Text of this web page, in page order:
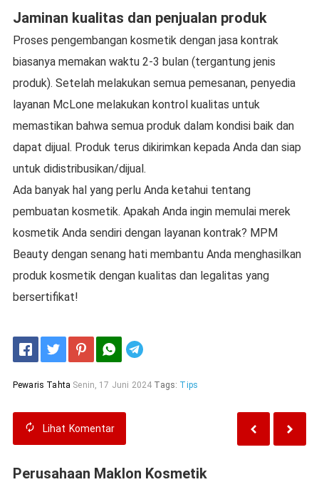
Jaminan kualitas dan penjualan produk
Proses pengembangan kosmetik dengan jasa kontrak
biasanya memakan waktu 2-3 bulan (tergantung jenis
produk). Setelah melakukan semua pemesanan, penyedia
layanan McLone melakukan kontrol kualitas untuk
memastikan bahwa semua produk dalam kondisi baik dan
dapat dijual. Produk terus dikirimkan kepada Anda dan siap
untuk didistribusikan/dijual.
Ada banyak hal yang perlu Anda ketahui tentang
pembuatan kosmetik. Apakah Anda ingin memulai merek
kosmetik Anda sendiri dengan layanan kontrak? MPM
Beauty dengan senang hati membantu Anda menghasilkan
produk kosmetik dengan kualitas dan legalitas yang
bersertifikat!
Pewaris Tahta Senin, 17 Juni 2024 Tags: Tips
Lihat Komentar
Perusahaan Maklon Kosmetik